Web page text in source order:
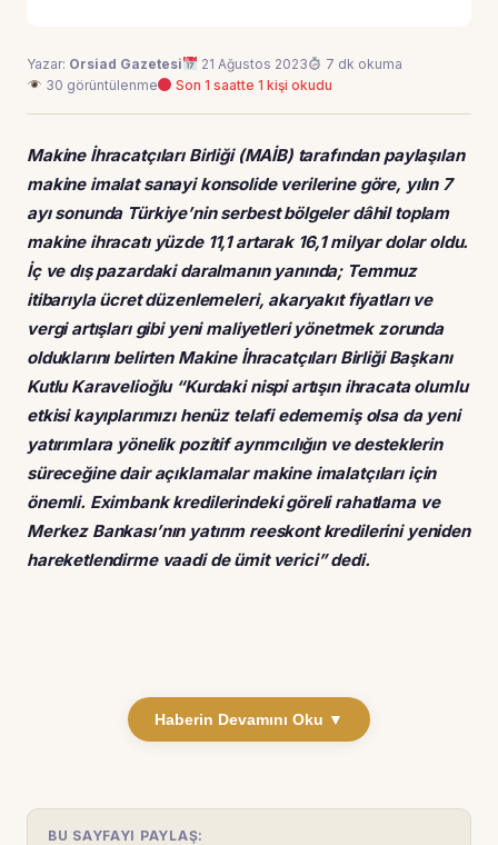
Yazar: Orsiad Gazetesi 21 Ağustos 2023
7 dk okuma
30 görüntülenme
Son 1 saatte 1 kişi okudu
Makine İhracatçıları Birliği (MAİB) tarafından paylaşılan
makine imalat sanayi konsolide verilerine göre, yılın 7
ayı sonunda Türkiye’nin serbest bölgeler dâhil toplam
makine ihracatı yüzde 11,1 artarak 16,1 milyar dolar oldu.
İç ve dış pazardaki daralmanın yanında; Temmuz
itibarıyla ücret düzenlemeleri, akaryakıt fiyatları ve
vergi artışları gibi yeni maliyetleri yönetmek zorunda
olduklarını belirten Makine İhracatçıları Birliği Başkanı
Kutlu Karavelioğlu “Kurdaki nispi artışın ihracata olumlu
etkisi kayıplarımızı henüz telafi edememiş olsa da yeni
yatırımlara yönelik pozitif ayrımcılığın ve desteklerin
süreceğine dair açıklamalar makine imalatçıları için
önemli. Eximbank kredilerindeki göreli rahatlama ve
Merkez Bankası’nın yatırım reeskont kredilerini yeniden
hareketlendirme vaadi de ümit verici” dedi.
Haberin Devamını Oku ▼
BU SAYFAYI PAYLAŞ: